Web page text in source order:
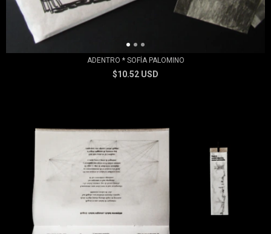
ADENTRO * SOFÍA PALOMINO
$10.52 USD